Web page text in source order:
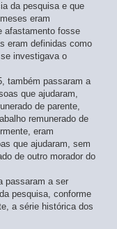
da pesquisa e que
eram
afastamento fosse
eram definidas como
investigava o
também passaram a
que ajudaram,
de parente,
remunerado de
eram
que ajudaram, sem
de outro morador do
passaram a ser
pesquisa, conforme
a série histórica dos